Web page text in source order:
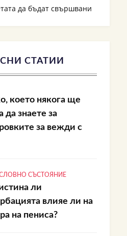
да бъдат свършвани
СТАТИИ
което някога ще
да знаете за
за вежди с
СЪСТОЯНИЕ
ли
влияе ли на
на пениса?